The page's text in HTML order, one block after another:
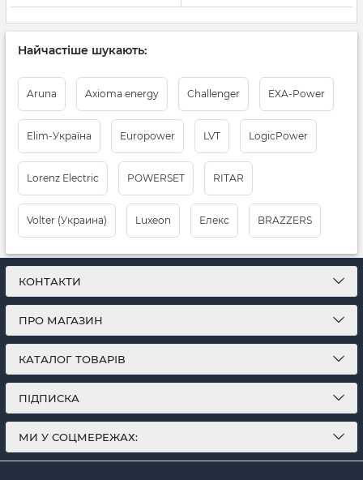
Найчастіше шукають:
Aruna Axioma energy Challenger EXA-Power
Elim-Україна Europower LVT LogicPower
Lorenz Electric POWERSET RITAR
Volter (Украина) Luxeon Елекс BRAZZERS
КОНТАКТИ
ПРО МАГАЗИН
КАТАЛОГ ТОВАРІВ
ПІДПИСКА
МИ У СОЦМЕРЕЖАХ: